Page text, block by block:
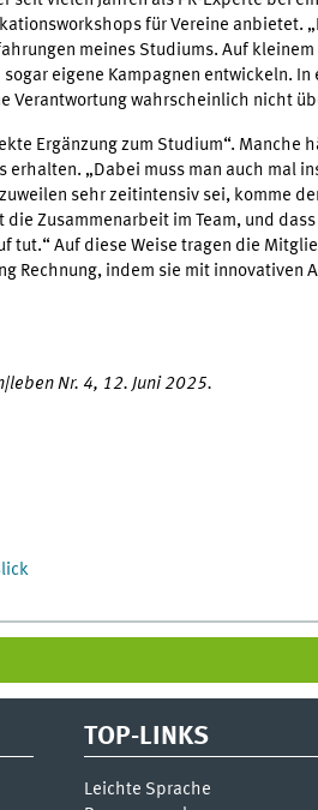
für Vereine anbietet.
meines Studiums. Auf
eigene Kampagnen entwickeln. In
Verantwortung wahrscheinlich nicht
Ergänzung zum Studium“. Manche
„Dabei muss man auch mal
sehr zeitintensiv sei, komme
Zusammenarbeit im Team, und
tut.“ Auf diese Weise tragen die
Rechnung, indem sie mit innovativen
Nr. 4, 12. Juni 2025.
TOP-LINKS
Leichte Sprache